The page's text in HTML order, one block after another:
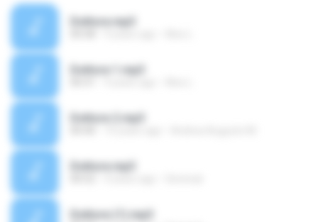
Dottore.mp3
Dottore 1.mp3
Dottore 2.mp3
Dottore.mp3
Dottore (1).mp3